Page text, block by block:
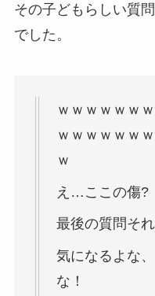
その子どもらしい質
でした。
ｗｗｗｗｗｗ
ｗｗｗｗｗｗ
ｗ
え…ここの傷?
最後の質問そ
気になるよな
な！